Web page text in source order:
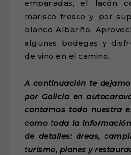
empanadas, el lacón
marisco fresco y, por
blanco Albariño.
algunas bodegas y
de vino en el camino.
A continuación te
por Galicia en
contamos toda nuestra
como toda la
de detalles: áreas,
turismo, planes y